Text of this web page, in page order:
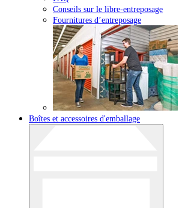
Conseils sur le libre-entreposage
Fournitures d’entreposage
Boîtes et accessoires d'emballage